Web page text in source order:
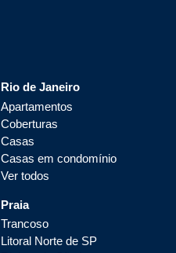
Rio de Janeiro
Apartamentos
Coberturas
Casas
Casas em condomínio
Ver todos
Praia
Trancoso
Litoral Norte de SP